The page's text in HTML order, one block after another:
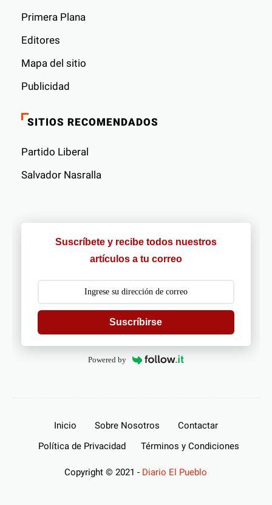
Primera Plana
Editores
Mapa del sitio
Publicidad
SITIOS RECOMENDADOS
Partido Liberal
Salvador Nasralla
Suscríbete y recibe todos nuestros
artículos a tu correo
Suscríbirse
Powered by
Inicio Sobre Nosotros
Contactar
Política de Privacidad
Términos y Condiciones
Copyright © 2021 - Diario El Pueblo